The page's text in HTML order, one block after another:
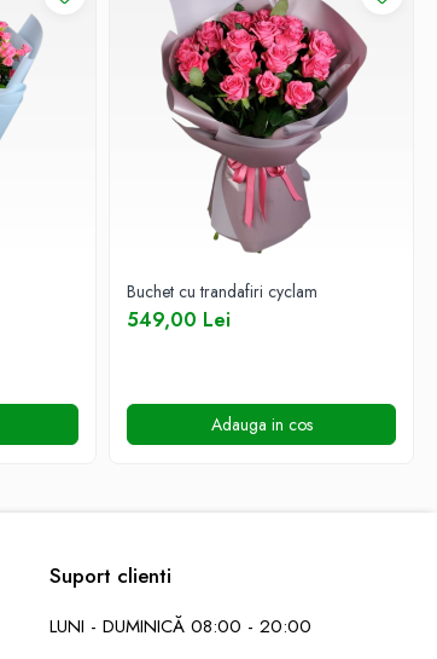
Buchet cu trandafiri cyclam
549,00 Lei
Adauga in cos
Suport clienti
LUNI - DUMINICĂ 08:00 - 20:00